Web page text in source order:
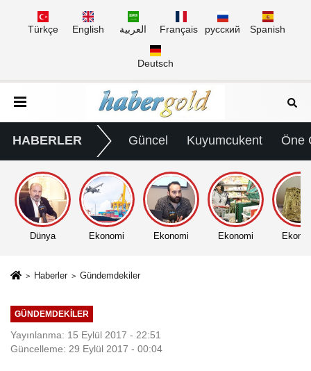
Türkçe English العربية Français русский Spanish
Deutsch
HABERLER Güncel Kuyumcukent Öne
Dünya Ekonomi Ekonomi Ekonomi
Haberler Gündemdekiler
GÜNDEMDEKILER
Yayınlanma: 15 Eylül 2017 - 22:51
Güncelleme: 29 Eylül 2017 - 00:04